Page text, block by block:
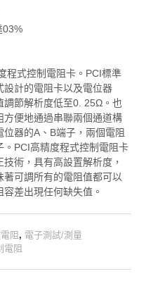
03%
程式控制電阻卡。PCI標準
設計的電阻卡以及電位器
調節解析度低至0. 25Ω。也
便地通過串聯兩個通道構
器的A、B端子，兩個電阻
PCI高精度程式控制電阻卡
術，具有高設置解析度，
可調所有的電阻值都可以
差出現任何缺失值。
阻 , 電子測試/測量
電阻